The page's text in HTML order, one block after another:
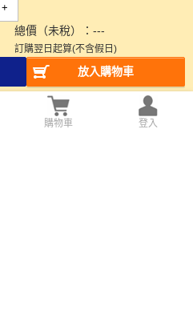
+
總價（未稅）： ---
訂購翌日起算(不含假日)
放入購物車
購物車 登入